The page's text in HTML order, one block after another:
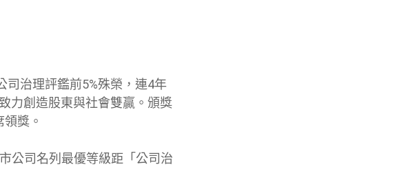
司治理評鑑前5%殊榮，連4年
力創造股東與社會雙贏。頒獎
獎。
公司名列最優等級距「公司治